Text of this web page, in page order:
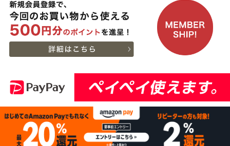
12
08-08
東京都
神戸牛目録 選べるセッ
ト ８千円
2026-
08-08
13:45:00
兵庫県
[家庭用] A5等級神戸牛
特選ももしゃぶしゃぶ
14
2026-
08-08
13:42:00
大阪府
神戸牛目録 選べるセッ
ト ８千円
15
08-08
13:41:00
兵庫県
神戸牛 食べ比べお重 二